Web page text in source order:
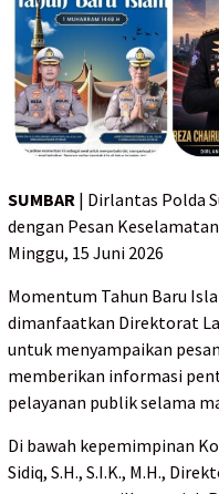
SUMBAR | Dirlantas Polda
dengan Pesan
Minggu, 15 Juni 2026
Momentum Tahun Baru
dimanfaatkan Direktorat
untuk menyampaikan
memberikan informasi
pelayanan publik selama
Di bawah kepemimpinan
Sidiq, S.H., S.I.K., M.H.,